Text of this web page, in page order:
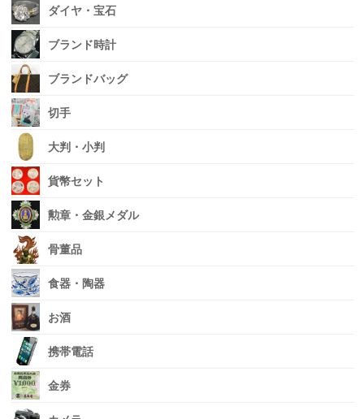
ダイヤ・宝石
ブランド時計
ブランドバッグ
切手
大判・小判
貨幣セット
勲章・金銀メダル
骨董品
食器・陶器
お酒
携帯電話
金券